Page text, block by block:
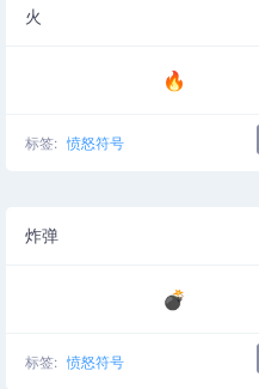
火
🔥
标签: 愤怒符号
炸弹
💣
标签: 愤怒符号